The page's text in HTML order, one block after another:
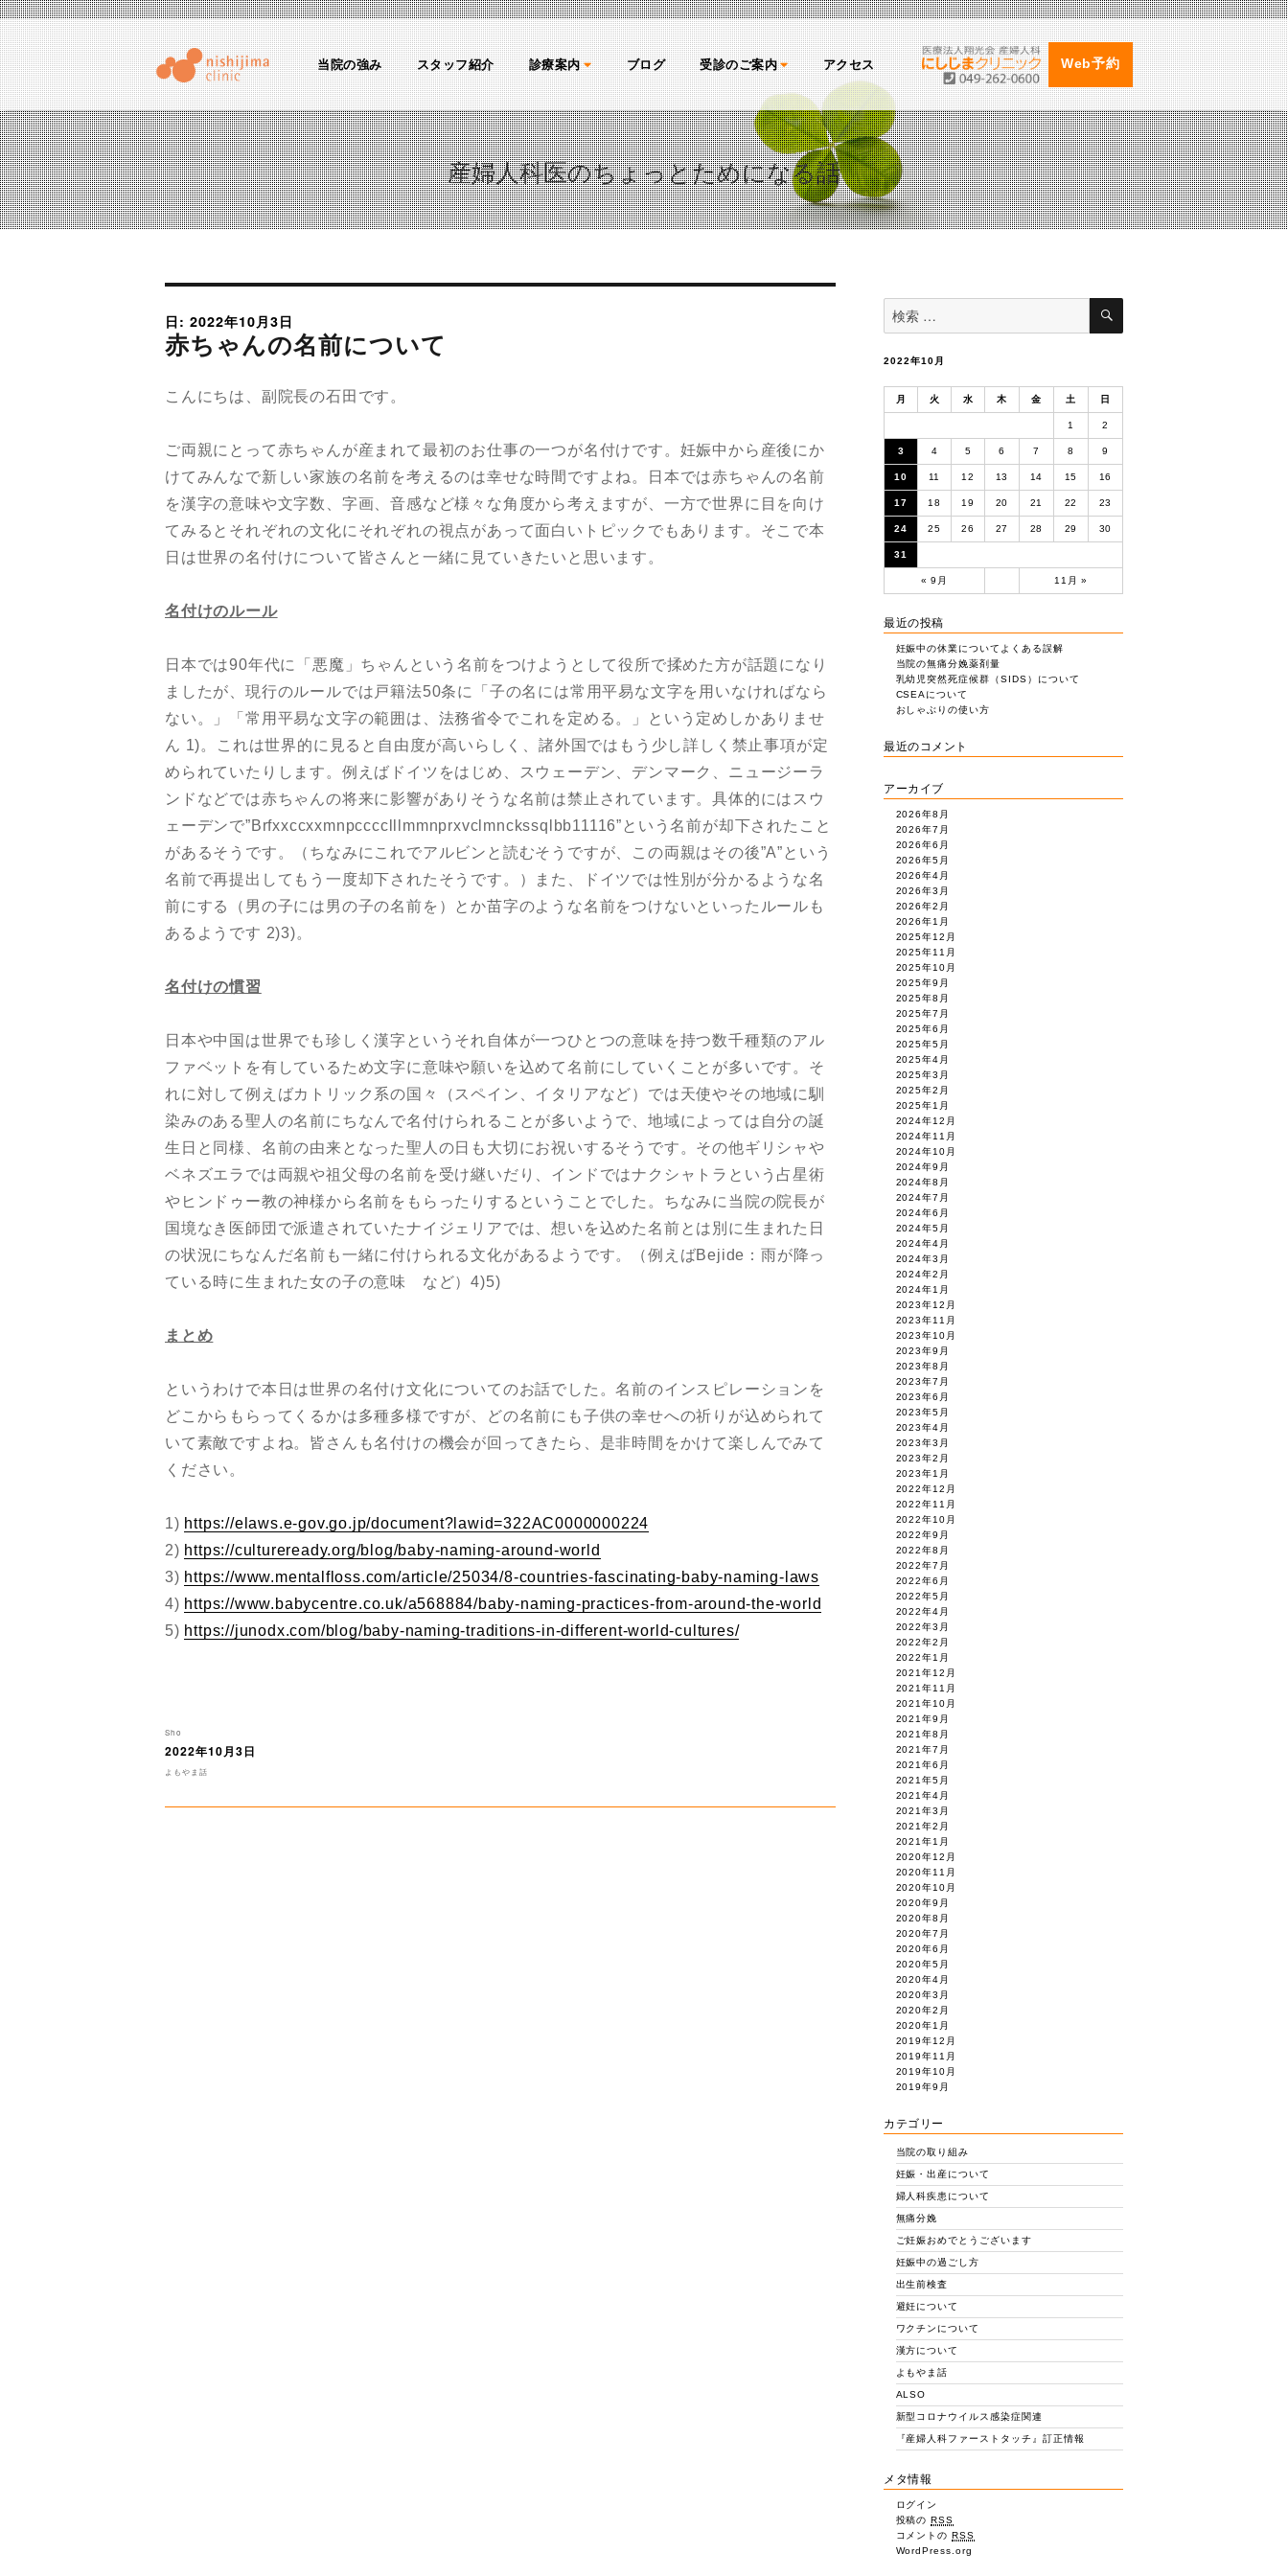
当院の強み スタッフ紹介 診療案内 ブログ 受診のご案内 アクセス Web予約
産婦人科医のちょっとためになる話
日: 2022年10月3日
赤ちゃんの名前について
こんにちは、副院長の石田です。
ご両親にとって赤ちゃんが産まれて最初のお仕事の一つが名付けです。妊娠中から産後にか
けてみんなで新しい家族の名前を考えるのは幸せな時間ですよね。日本では赤ちゃんの名前
を漢字の意味や文字数、字画、音感など様々な角度から考えますが、一方で世界に目を向け
てみるとそれぞれの文化にそれぞれの視点があって面白いトピックでもあります。そこで本
日は世界の名付けについて皆さんと一緒に見ていきたいと思います。
名付けのルール
日本では90年代に「悪魔」ちゃんという名前をつけようとして役所で揉めた方が話題になり
ましたが、現行のルールでは戸籍法50条に「子の名には常用平易な文字を用いなければなら
ない。」「常用平易な文字の範囲は、法務省令でこれを定める。」という定めしかありませ
ん 1)。これは世界的に見ると自由度が高いらしく、諸外国ではもう少し詳しく禁止事項が定
められていたりします。例えばドイツをはじめ、スウェーデン、デンマーク、ニュージーラ
ンドなどでは赤ちゃんの将来に影響がありそうな名前は禁止されています。具体的にはスウ
ェーデンで”Brfxxccxxmnpcccclllmmnprxvclmnckssqlbb11116”という名前が却下されたこと
があるそうです。（ちなみにこれでアルビンと読むそうですが、この両親はその後”A”という
名前で再提出してもう一度却下されたそうです。）また、ドイツでは性別が分かるような名
前にする（男の子には男の子の名前を）とか苗字のような名前をつけないといったルールも
あるようです 2)3)。
名付けの慣習
日本や中国は世界でも珍しく漢字というそれ自体が一つひとつの意味を持つ数千種類のアル
ファベットを有しているため文字に意味や願いを込めて名前にしていくことが多いです。そ
れに対して例えばカトリック系の国々（スペイン、イタリアなど）では天使やその地域に馴
染みのある聖人の名前にちなんで名付けられることが多いようで、地域によっては自分の誕
生日と同様、名前の由来となった聖人の日も大切にお祝いするそうです。その他ギリシャや
ベネズエラでは両親や祖父母の名前を受け継いだり、インドではナクシャトラという占星術
やヒンドゥー教の神様から名前をもらったりするということでした。ちなみに当院の院長が
国境なき医師団で派遣されていたナイジェリアでは、想いを込めた名前とは別に生まれた日
の状況にちなんだ名前も一緒に付けられる文化があるようです。（例えばBejide：雨が降っ
ている時に生まれた女の子の意味 など）4)5)
まとめ
というわけで本日は世界の名付け文化についてのお話でした。名前のインスピレーションを
どこからもらってくるかは多種多様ですが、どの名前にも子供の幸せへの祈りが込められて
いて素敵ですよね。皆さんも名付けの機会が回ってきたら、是非時間をかけて楽しんでみて
ください。
1) https://elaws.e-gov.go.jp/document?lawid=322AC0000000224
2) https://cultureready.org/blog/baby-naming-around-world
3) https://www.mentalfloss.com/article/25034/8-countries-fascinating-baby-naming-laws
4) https://www.babycentre.co.uk/a568884/baby-naming-practices-from-around-the-world
5) https://junodx.com/blog/baby-naming-traditions-in-different-world-cultures/
投
者
Sho
投
日:
2022年10月3日
カ
リ
よもやま話
索
対
検
2022年10月
月 火 水 木 金 土 日
« 9月 11月 »
1 2
3 4 5 6 7 8 9
10 11 12 13 14 15 16
17 18 19 20 21 22 23
24 25 26 27 28 29 30
31
最近の投稿
妊娠中の休業についてよくある誤解
当院の無痛分娩薬剤量
乳幼児突然死症候群（SIDS）について
CSEAについて
おしゃぶりの使い方
最近のコメント
アーカイブ
2026年8月
2026年7月
2026年6月
2026年5月
2026年4月
2026年3月
2026年2月
2026年1月
2025年12月
2025年11月
2025年10月
2025年9月
2025年8月
2025年7月
2025年6月
2025年5月
2025年4月
2025年3月
2025年2月
2025年1月
2024年12月
2024年11月
2024年10月
2024年9月
2024年8月
2024年7月
2024年6月
2024年5月
2024年4月
2024年3月
2024年2月
2024年1月
2023年12月
2023年11月
2023年10月
2023年9月
2023年8月
2023年7月
2023年6月
2023年5月
2023年4月
2023年3月
2023年2月
2023年1月
2022年12月
2022年11月
2022年10月
2022年9月
2022年8月
2022年7月
2022年6月
2022年5月
2022年4月
2022年3月
2022年2月
2022年1月
2021年12月
2021年11月
2021年10月
2021年9月
2021年8月
2021年7月
2021年6月
2021年5月
2021年4月
2021年3月
2021年2月
2021年1月
2020年12月
2020年11月
2020年10月
2020年9月
2020年8月
2020年7月
2020年6月
2020年5月
2020年4月
2020年3月
2020年2月
2020年1月
2019年12月
2019年11月
2019年10月
2019年9月
カテゴリー
当院の取り組み
妊娠・出産について
婦人科疾患について
無痛分娩
ご妊娠おめでとうございます
妊娠中の過ごし方
出生前検査
避妊について
ワクチンについて
漢方について
よもやま話
ALSO
新型コロナウイルス感染症関連
『産婦人科ファーストタッチ』訂正情報
メタ情報
ログイン
投稿の RSS
コメントの RSS
WordPress.org